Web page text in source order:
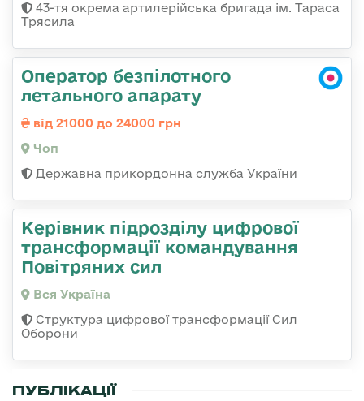
43-тя окрема артилерійська бригада ім. Тараса
Трясила
Оператор безпілотного
летального апарату
від 21000 до 24000 грн
Чоп
Державна прикордонна служба України
Керівник підрозділу цифрової
трансформації командування
Повітряних сил
Вся Україна
Структура цифрової трансформації Сил
Оборони
ПУБЛІКАЦІЇ